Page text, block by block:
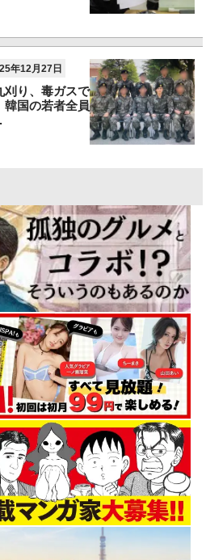
年12月27日
刈り、毒ガスで
韓国の若者全員